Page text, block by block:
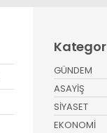
GÜNDEM
ASAYİŞ
SİYASET
EKONOMİ